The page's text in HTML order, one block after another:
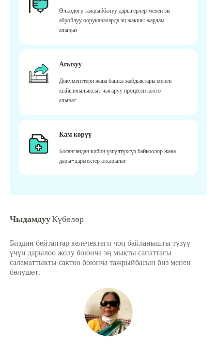
Өлкөдөгү тажрыйбалуу дарыгерлер менен эң
абройлуу ооруканаларда эң жакшы жардам
алыңыз
Агызуу
Документтери жана башка жабдыктары менен
кыйынчылыксыз чыгаруу процесси колго
алынат
Кам көрүү
Босангандан кийин үзгүлтүксүз байкоолор жана
дары-дармектер аткарылат
ЧыдамдууКүбөлөр
Биздин бейтаптар келечектеги чоң байланышты түзүү
үчүн дарылоо жолу боюнча эң мыкты сапаттагы
саламаттыкты сактоо боюнча тажрыйбасын биз менен
бөлүшөт.